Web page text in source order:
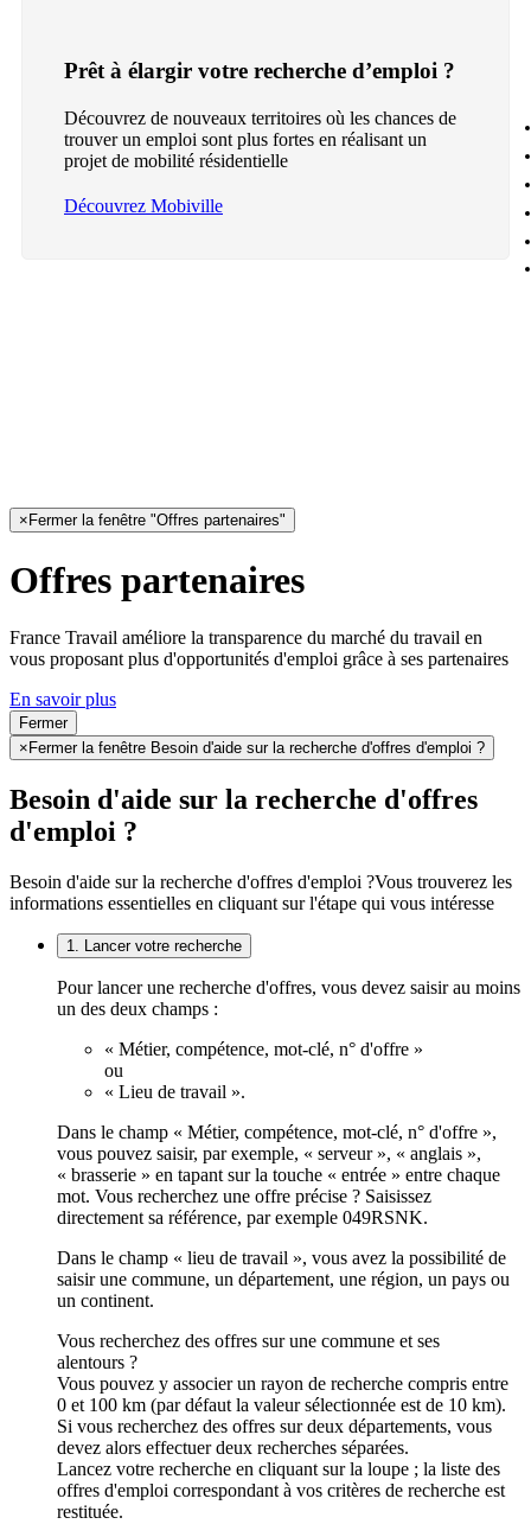
Prêt à élargir votre recherche d’emploi ?
Découvrez de nouveaux territoires où les chances de
trouver un emploi sont plus fortes en réalisant un
projet de mobilité résidentielle
Découvrez Mobiville
× Fermer la fenêtre "Offres partenaires"
Offres partenaires
France Travail améliore la transparence du marché du travail en
vous proposant plus d'opportunités d'emploi grâce à ses partenaires
En savoir plus
Fermer
× Fermer la fenêtre Besoin d'aide sur la recherche d'offres d'emploi ?
Besoin d'aide sur la recherche d'offres
d'emploi ?
Besoin d'aide sur la recherche d'offres d'emploi ?Vous trouverez les
informations essentielles en cliquant sur l'étape qui vous intéresse
1. Lancer votre recherche
Pour lancer une recherche d'offres, vous devez saisir au moins
un des deux champs :
« Métier, compétence, mot-clé, n° d'offre »
ou
« Lieu de travail ».
Dans le champ « Métier, compétence, mot-clé, n° d'offre »,
vous pouvez saisir, par exemple, « serveur », « anglais »,
« brasserie » en tapant sur la touche « entrée » entre chaque
mot. Vous recherchez une offre précise ? Saisissez
directement sa référence, par exemple 049RSNK.
Dans le champ « lieu de travail », vous avez la possibilité de
saisir une commune, un département, une région, un pays ou
un continent.
Vous recherchez des offres sur une commune et ses
alentours ?
Vous pouvez y associer un rayon de recherche compris entre
0 et 100 km (par défaut la valeur sélectionnée est de 10 km).
Si vous recherchez des offres sur deux départements, vous
devez alors effectuer deux recherches séparées.
Lancez votre recherche en cliquant sur la loupe ; la liste des
offres d'emploi correspondant à vos critères de recherche est
restituée.